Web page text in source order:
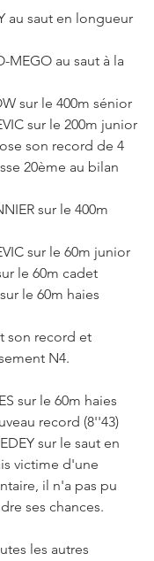
au saut en longueur
MEGO au saut à la
sur le 400m sénior
sur le 200m junior
son record de 4
20ème au bilan
sur le 400m
sur le 60m junior
le 60m cadet
le 60m haies
son record et
N4.
sur le 60m haies
record (8''43)
sur le saut en
victime d'une
il n'a pas pu
ses chances.
les autres